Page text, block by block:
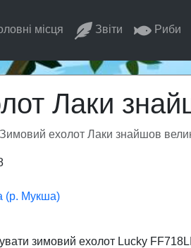
місця Звіти Риби
Лаки
Зимовий ехолот Лаки знайшов
(р. Мукша)
зимовий ехолот Lucky